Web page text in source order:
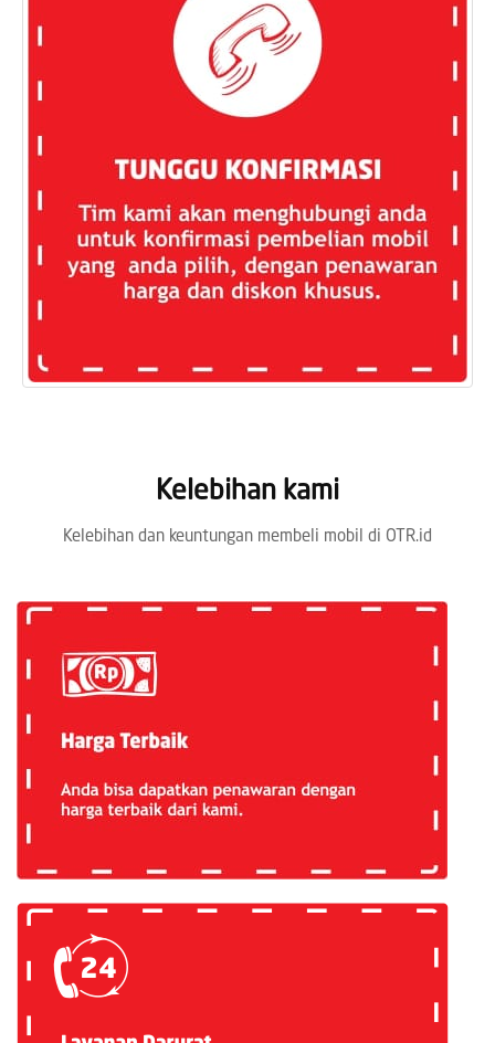
Kelebihan kami
Kelebihan dan keuntungan membeli mobil di OTR.id